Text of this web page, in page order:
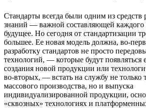
Стандарты всегда были одним из средств
знаний — важной составляющей каждого
будущее. Но сегодня от стандартизации
большее. Ее новая модель должна, во-
разработку стандартов не просто
технологий, — которые будут появляться
создания новой продукции или
во-вторых, — встать на службу не только
массового производства, но и выпуска
индивидуализированной продукции,
«сквозных» технологиях и